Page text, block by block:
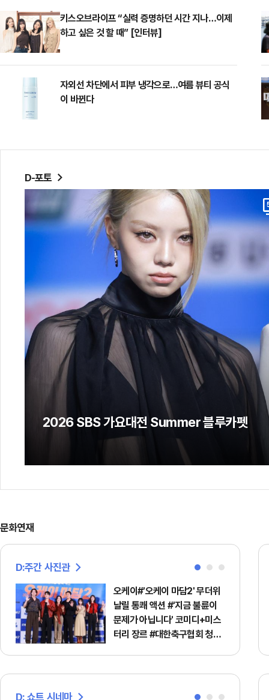
키스오브라이프 “실력 증명하던 시간 지나…이제
하고 싶은 것 할 때” [인터뷰]
자외선 차단에서 피부 냉각으로…여름 뷰티 공식
이 바뀐다
D-포토
2026 SBS 가요대전 Summer 블루카펫
문화연재
D:주간 사진관
오케이#'오케이 마담2' 무더위
날릴 통쾌 액션 #'지금 불륜이
문제가 아닙니다' 코미디+미스
터리 장르 #대한축구협회 청문
D: 쇼트 시네마